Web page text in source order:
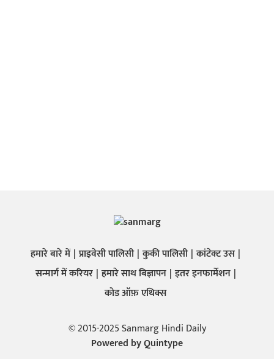
हमारे बारे में प्राइवेसी पालिसी कुकी पालिसी कांटेक्ट उस
सन्मार्ग में करियर हमारे साथ बिज्ञापन इतर इनफार्मेशन
कोड ऑफ़ एथिक्स
© 2015-2025 Sanmarg Hindi Daily
Powered byQuintype